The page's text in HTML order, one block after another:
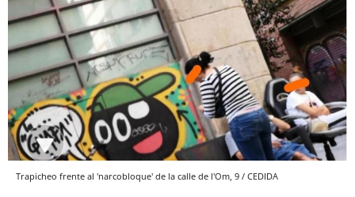
Trapicheo frente al 'narcobloque' de la calle de l'Om, 9 / CEDIDA